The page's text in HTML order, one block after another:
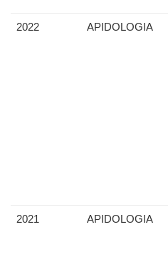
2022 APIDOLOGIA
2021 APIDOLOGIA